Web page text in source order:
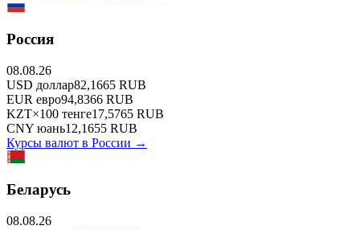
Россия
08.08.26
USD доллар82,1665 RUB
EUR евро94,8366 RUB
KZT×100 тенге17,5765 RUB
CNY юань12,1655 RUB
Курсы валют в России →
Беларусь
08.08.26